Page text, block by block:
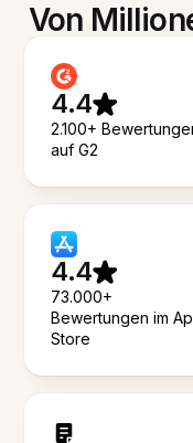
Von
4.4
2.100+
auf G2
4.4
73.000+
Bewertungen im
Store